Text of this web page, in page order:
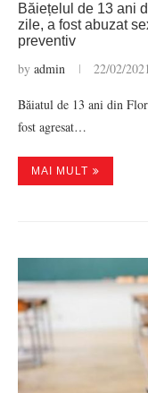
Băiețelul de 13 ani
zile, a fost abuzat
preventiv
by admin 22/02/2021
Băiatul de 13 ani din
fost agresat…
MAI MULT